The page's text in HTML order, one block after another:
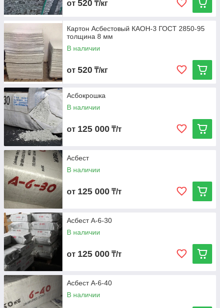
от 520 ₸/кг
Картон Асбестовый КАОН-3 ГОСТ 2850-95
толщина 8 мм
В наличии
от 520 ₸/кг
Асбокрошка
В наличии
от 125 000 ₸/т
Асбест
В наличии
от 125 000 ₸/т
Асбест А-6-30
В наличии
от 125 000 ₸/т
Асбест А-6-40
В наличии